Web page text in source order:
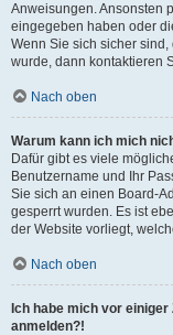
Anweisungen. Ansonsten
eingegeben haben oder
Wenn Sie sich sicher
wurde, dann kontaktieren
Nach oben
Warum kann ich mich
Dafür gibt es viele
Benutzername und Ihr
Sie sich an einen Board-
gesperrt wurden. Es ist
der Website vorliegt,
Nach oben
Ich habe mich vor
anmelden?!